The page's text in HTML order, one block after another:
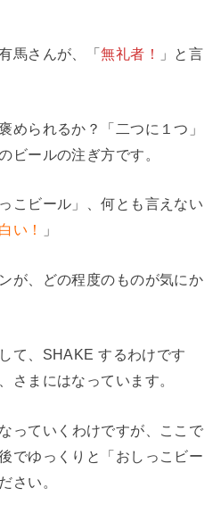
馬さんが、「無礼者！
」と言
められるか？「二つに１つ」
ビールの注ぎ方です。
こビール」、何とも言えない
い！ 」
が、どの程度のものが気にか
て、SHAKE するわけです
さまにはなっています。
なっていくわけですが、ここで
でゆっくりと「おしっこビー
さい。